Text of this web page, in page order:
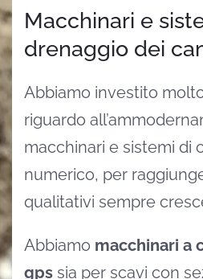
Macchinari e
drenaggio dei
Abbiamo investito
riguardo
macchinari e sistemi di
numerico, per
qualitativi sempre
Abbiamo macchinari a
gps sia per scavi con